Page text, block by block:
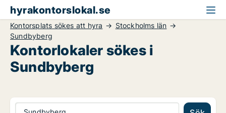
hyrakontorslokal.se
Kontorsplats sökes att hyra
Stockholms län
Sundbyberg
Kontorlokaler sökes i
Sundbyberg